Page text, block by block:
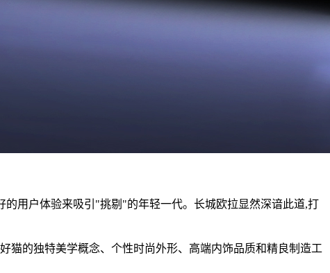
用户体验来吸引"挑剔"的年轻一代。长城欧拉显然深谙此道,打
的独特美学概念、个性时尚外形、高端内饰品质和精良制造工